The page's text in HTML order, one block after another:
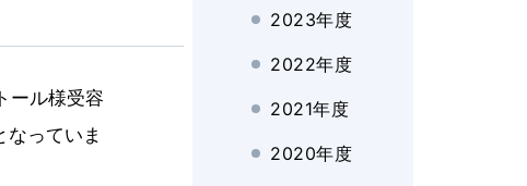
ール様受容
っていま
2023年度
2022年度
2021年度
2020年度